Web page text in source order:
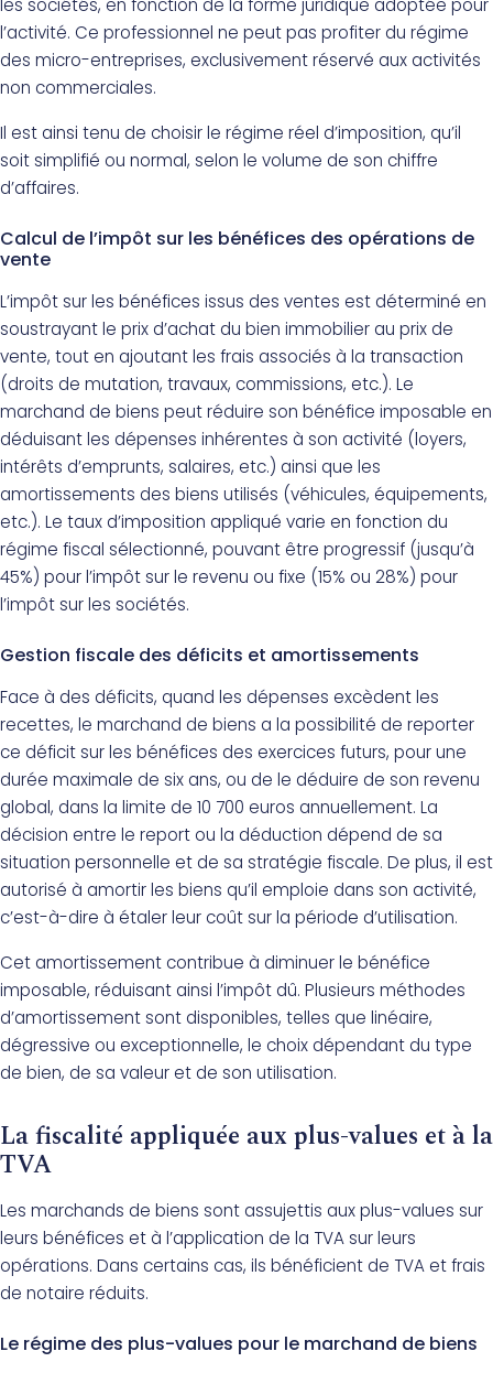
les sociétés, en fonction de la forme juridique adoptée pour
l’activité. Ce professionnel ne peut pas profiter du régime
des micro-entreprises, exclusivement réservé aux activités
non commerciales.
Il est ainsi tenu de choisir le régime réel d’imposition, qu’il
soit simplifié ou normal, selon le volume de son chiffre
d’affaires.
Calcul de l’impôt sur les bénéfices des opérations de
vente
L’impôt sur les bénéfices issus des ventes est déterminé en
soustrayant le prix d’achat du bien immobilier au prix de
vente, tout en ajoutant les frais associés à la transaction
(droits de mutation, travaux, commissions, etc.). Le
marchand de biens peut réduire son bénéfice imposable en
déduisant les dépenses inhérentes à son activité (loyers,
intérêts d’emprunts, salaires, etc.) ainsi que les
amortissements des biens utilisés (véhicules, équipements,
etc.). Le taux d’imposition appliqué varie en fonction du
régime fiscal sélectionné, pouvant être progressif (jusqu’à
45%) pour l’impôt sur le revenu ou fixe (15% ou 28%) pour
l’impôt sur les sociétés.
Gestion fiscale des déficits et amortissements
Face à des déficits, quand les dépenses excèdent les
recettes, le marchand de biens a la possibilité de reporter
ce déficit sur les bénéfices des exercices futurs, pour une
durée maximale de six ans, ou de le déduire de son revenu
global, dans la limite de 10 700 euros annuellement. La
décision entre le report ou la déduction dépend de sa
situation personnelle et de sa stratégie fiscale. De plus, il est
autorisé à amortir les biens qu’il emploie dans son activité,
c’est-à-dire à étaler leur coût sur la période d’utilisation.
Cet amortissement contribue à diminuer le bénéfice
imposable, réduisant ainsi l’impôt dû. Plusieurs méthodes
d’amortissement sont disponibles, telles que linéaire,
dégressive ou exceptionnelle, le choix dépendant du type
de bien, de sa valeur et de son utilisation.
La fiscalité appliquée aux plus-values et à la
TVA
Les marchands de biens sont assujettis aux plus-values sur
leurs bénéfices et à l’application de la TVA sur leurs
opérations. Dans certains cas, ils bénéficient de TVA et frais
de notaire réduits.
Le régime des plus-values pour le marchand de biens